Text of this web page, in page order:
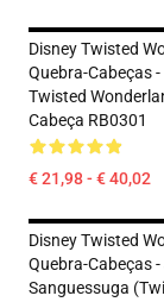
Disney Twisted
Quebra-Cabeças -
Twisted
Cabeça RB0301
€ 21,98 - € 40,02
Disney Twisted
Quebra-Cabeças
Sanguessuga